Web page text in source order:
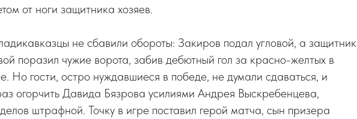
от ноги защитника хозяев.
не сбавили обороты: Закиров подал угловой, а защитник
поразил чужие ворота, забив дебютный гол за красно-желтых в
Но гости, остро нуждавшиеся в победе, не думали сдаваться, и
огорчить Давида Бязрова усилиями Андрея Выскребенцева,
штрафной. Точку в игре поставил герой матча, сын призера